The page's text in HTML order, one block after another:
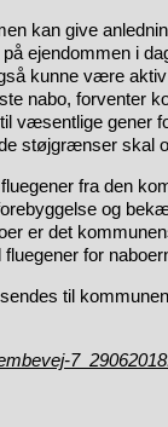
kan give
ejendommen i
kunne være
nabo, forventer
væsentlige gener
støjgrænser skal
fra den
og
er det
for
til